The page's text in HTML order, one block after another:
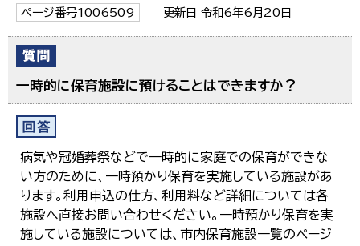
ページ番号1006509 更新日 令和6年6月20日
一時的に保育施設に預けることはできますか？
病気や冠婚葬祭などで一時的に家庭での保育ができな
い方のために、一時預かり保育を実施している施設があ
ります。利用申込の仕方、利用料など詳細については各
施設へ直接お問い合わせください。一時預かり保育を実
施している施設については、市内保育施設一覧のページ